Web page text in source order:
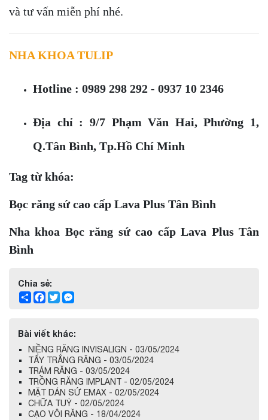
và tư vấn miễn phí nhé.
NHA KHOA TULIP
Hotline : 0989 298 292 - 0937 10 2346
Địa chỉ : 9/7 Phạm Văn Hai, Phường 1,
Q.Tân Bình, Tp.Hồ Chí Minh
Tag từ khóa:
Bọc răng sứ cao cấp Lava Plus Tân Bình
Nha khoa Bọc răng sứ cao cấp Lava Plus Tân
Bình
Chia sẻ:
ShareFacebook
Twitter
Bài viết khác:
NIỀNG RĂNG INVISALIGN - 03/05/2024
TẨY TRẮNG RĂNG - 03/05/2024
TRÁM RĂNG - 03/05/2024
TRỒNG RĂNG IMPLANT - 02/05/2024
MẶT DÁN SỨ EMAX - 02/05/2024
CHỮA TUỶ - 02/05/2024
CẠO VÔI RĂNG - 18/04/2024